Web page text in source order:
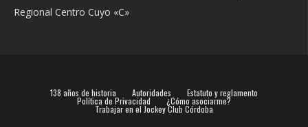
Regional Centro Cuyo «C»
138 años de historia Autoridades Estatuto y reglamento
Política de Privacidad ¿Cómo asociarme?
Trabajar en el Jockey Club Córdoba